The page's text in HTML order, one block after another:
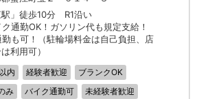
駅」徒歩10分 R1沿い
通勤OK！ガソリン代も規定支給！
も可！（駐輪場料金は自己負担、店
利用可）
内 経験者歓迎
ブランクOK
み バイク通勤可
未経験者歓迎